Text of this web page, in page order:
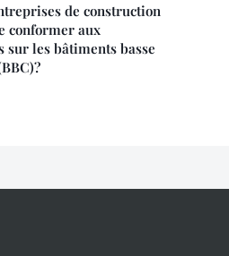
de construction
conformer aux
sur les bâtiments basse